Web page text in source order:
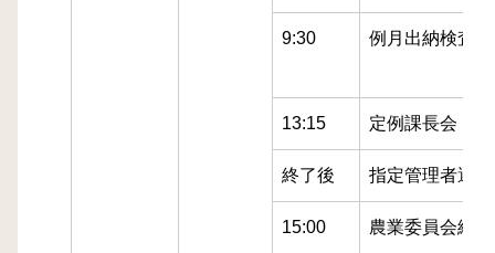
9:30 例月出納検査
13:15 定例課長会
終了後 指定管理者選
15:00 農業委員会総会